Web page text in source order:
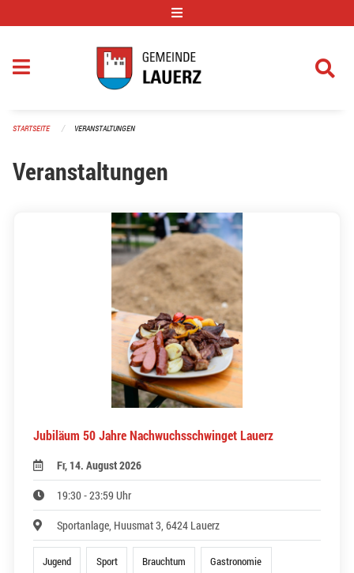
STARTSEITE VERANSTALTUNGEN
Veranstaltungen
Jubiläum 50 Jahre Nachwuchsschwinget Lauerz
Fr, 14. August 2026
19:30 - 23:59 Uhr
Sportanlage, Huusmat 3, 6424 Lauerz
Jugend Sport Brauchtum Gastronomie